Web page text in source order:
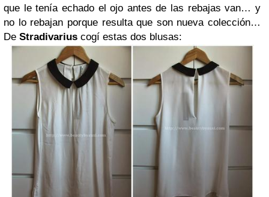
que le tenía echado el ojo antes de las rebajas van… y
no lo rebajan porque resulta que son nueva colección…
De Stradivarius cogí estas dos blusas: